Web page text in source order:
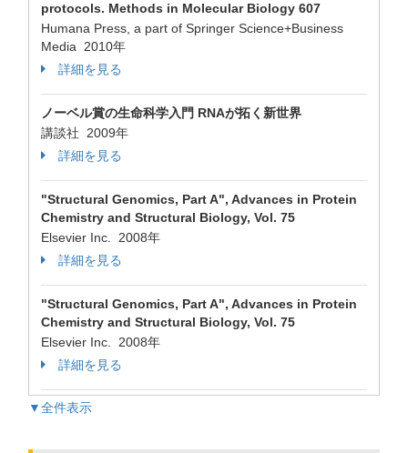
protocols. Methods in Molecular Biology 607
Humana Press, a part of Springer Science+Business
Media 2010年
詳細を見る
ノーベル賞の生命科学入門 RNAが拓く新世界
講談社 2009年
詳細を見る
"Structural Genomics, Part A", Advances in Protein
Chemistry and Structural Biology, Vol. 75
Elsevier Inc. 2008年
詳細を見る
"Structural Genomics, Part A", Advances in Protein
Chemistry and Structural Biology, Vol. 75
Elsevier Inc. 2008年
詳細を見る
▼全件表示